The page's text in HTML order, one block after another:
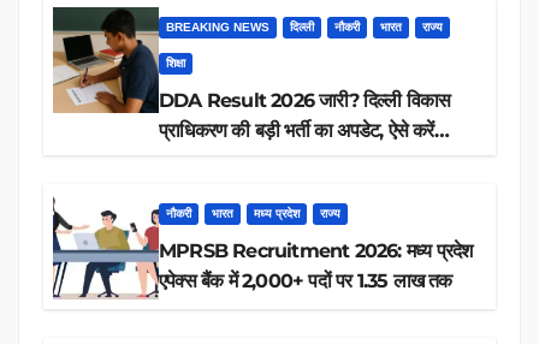
BREAKING NEWS दिल्ली नौकरी भारत राज्य
शिक्षा
DDA Result 2026 जारी? दिल्ली विकास
प्राधिकरण की बड़ी भर्ती का अपडेट, ऐसे करें
नौकरी भारत मध्य प्रदेश राज्य
MPRSB Recruitment 2026: मध्य प्रदेश
एपेक्स बैंक में 2,000+ पदों पर 1.35 लाख तक